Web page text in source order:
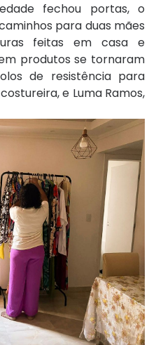
fechou portas, o
para duas mães
feitas em casa e
produtos se tornaram
de resistência para
e Luma Ramos,